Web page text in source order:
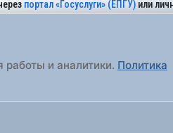
портал «Госуслуги» (ЕПГУ)или
образование города
и аналитики. Политика